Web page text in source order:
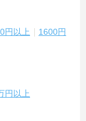
円以上
1600円
円以上